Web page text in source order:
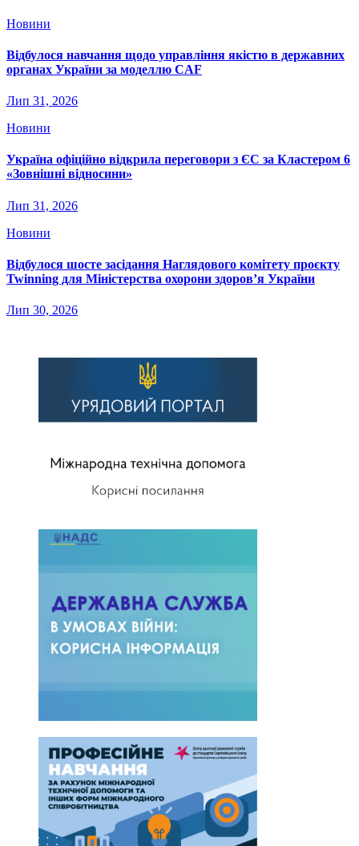
Новини
Відбулося навчання щодо управління якістю в державних
органах України за моделлю CAF
Лип 31, 2026
Новини
Україна офіційно відкрила переговори з ЄС за Кластером 6
«Зовнішні відносини»
Лип 31, 2026
Новини
Відбулося шосте засідання Наглядового комітету проєкту
Twinning для Міністерства охорони здоров’я України
Лип 30, 2026